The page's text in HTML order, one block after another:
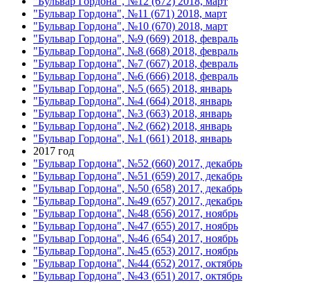
"Бульвар Гордона", №11 (671) 2018, март
"Бульвар Гордона", №10 (670) 2018, март
"Бульвар Гордона", №9 (669) 2018, февраль
"Бульвар Гордона", №8 (668) 2018, февраль
"Бульвар Гордона", №7 (667) 2018, февраль
"Бульвар Гордона", №6 (666) 2018, февраль
"Бульвар Гордона", №5 (665) 2018, январь
"Бульвар Гордона", №4 (664) 2018, январь
"Бульвар Гордона", №3 (663) 2018, январь
"Бульвар Гордона", №2 (662) 2018, январь
"Бульвар Гордона", №1 (661) 2018, январь
2017 год
"Бульвар Гордона", №52 (660) 2017, декабрь
"Бульвар Гордона", №51 (659) 2017, декабрь
"Бульвар Гордона", №50 (658) 2017, декабрь
"Бульвар Гордона", №49 (657) 2017, декабрь
"Бульвар Гордона", №48 (656) 2017, ноябрь
"Бульвар Гордона", №47 (655) 2017, ноябрь
"Бульвар Гордона", №46 (654) 2017, ноябрь
"Бульвар Гордона", №45 (653) 2017, ноябрь
"Бульвар Гордона", №44 (652) 2017, октябрь
"Бульвар Гордона", №43 (651) 2017, октябрь